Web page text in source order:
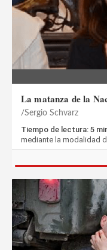
La matanza de la
Sergio Schvarz
Tiempo de lectura: 5
mediante la modalidad